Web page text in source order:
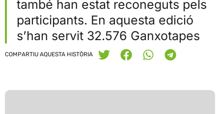
també han estat reconeguts pels
participants. En aquesta edició
s’han servit 32.576 Ganxotapes
COMPARTIU AQUESTA HISTÒRIA